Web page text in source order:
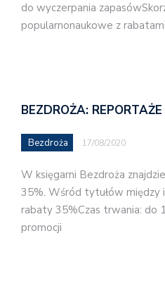
do wyczerpania
popularnonaukowe z
BEZDROŻA:
Bezdroża 17/08/2020
W księgarni Bezdroża
35%. Wśród tytułów między
rabaty 35%Czas trwania: do
promocji